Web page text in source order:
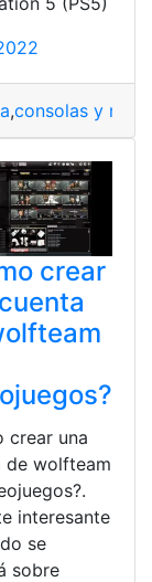
,consolas y
crear
crear una
de wolfteam
interesante
se
sobre